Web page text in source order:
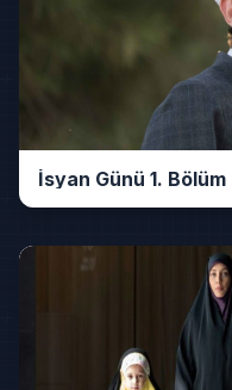
İsyan Günü 1. Bölüm